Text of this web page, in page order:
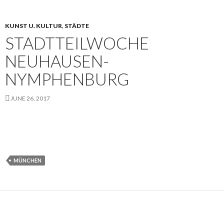
KUNST U. KULTUR, STÄDTE
STADTTEILWOCHE
NEUHAUSEN-
NYMPHENBURG
JUNE 26, 2017
MÜNCHEN